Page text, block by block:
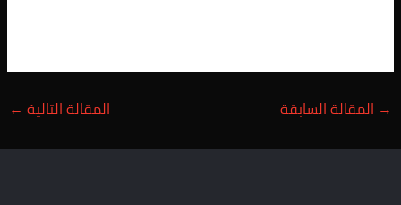
→ المقالة السابقة المقالة التالية ←